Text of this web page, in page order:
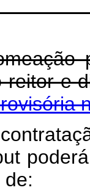
reitor e